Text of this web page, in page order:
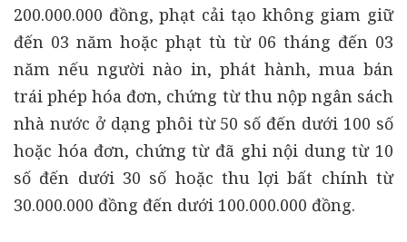
200.000.000 đồng, phạt cải tạo không giam giữ
đến 03 năm hoặc phạt tù từ 06 tháng đến 03
năm nếu người nào in, phát hành, mua bán
trái phép hóa đơn, chứng từ thu nộp ngân sách
nhà nước ở dạng phôi từ 50 số đến dưới 100 số
hoặc hóa đơn, chứng từ đã ghi nội dung từ 10
số đến dưới 30 số hoặc thu lợi bất chính từ
30.000.000 đồng đến dưới 100.000.000 đồng.